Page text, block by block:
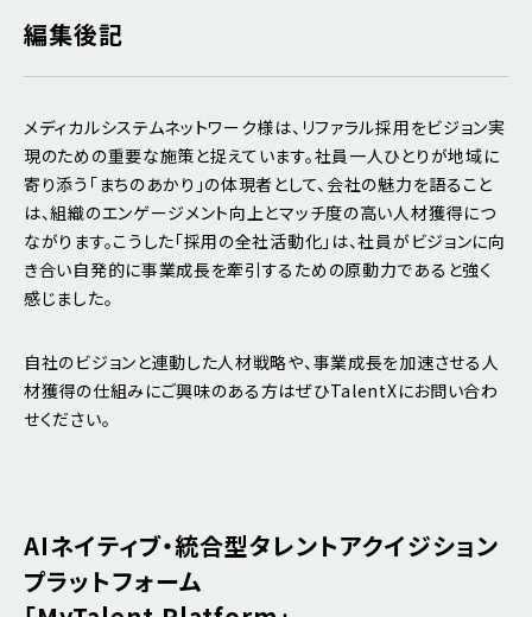
編集後記
メディカルシステムネットワーク様は、リファラル採用をビジョン実
現のための重要な施策と捉えています。社員一人ひとりが地域に
寄り添う「まちのあかり」の体現者として、会社の魅力を語ること
は、組織のエンゲージメント向上とマッチ度の高い人材獲得につ
ながります。こうした「採用の全社活動化」は、社員がビジョンに向
き合い自発的に事業成長を牽引するための原動力であると強く
感じました。
自社のビジョンと連動した人材戦略や、事業成長を加速させる人
材獲得の仕組みにご興味のある方はぜひTalentXにお問い合わ
せください。
AIネイティブ・統合型タレントアクイジション
プラットフォーム